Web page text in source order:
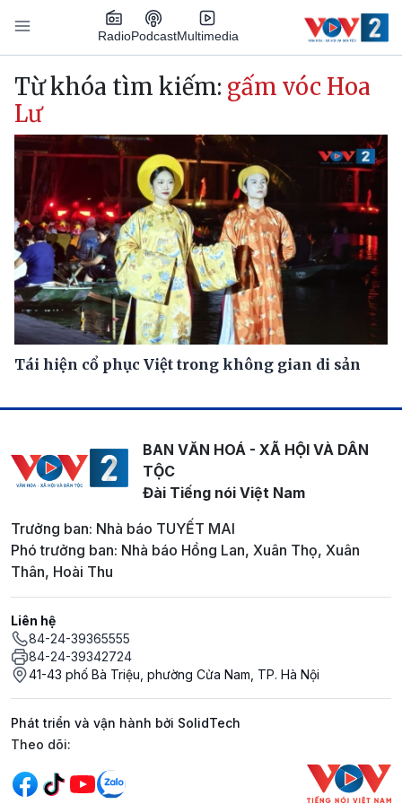
Nhảy đến nội dung
RadioPodcastMultimedia
Main navigation
Từ khóa tìm kiếm: gấm vóc Hoa
Lư
Tái hiện cổ phục Việt trong không gian di sản
BAN VĂN HOÁ - XÃ HỘI VÀ DÂN
TỘC
Đài Tiếng nói Việt Nam
Trưởng ban: Nhà báo TUYẾT MAI
Phó trưởng ban: Nhà báo Hồng Lan, Xuân Thọ, Xuân
Thân, Hoài Thu
Liên hệ
84-24-39365555
84-24-39342724
41-43 phố Bà Triệu, phường Cửa Nam, TP. Hà Nội
Phát triển và vận hành bởi SolidTech
Mạng xã hội
Theo dõi: